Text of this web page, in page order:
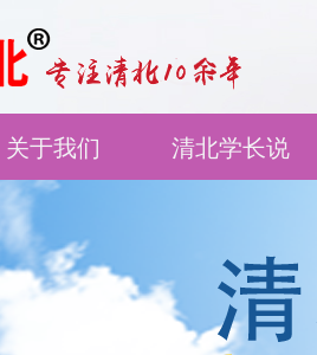
关于我们 清北学长说